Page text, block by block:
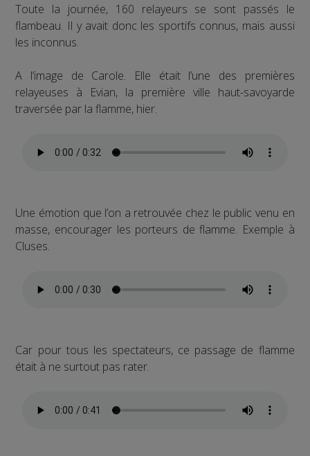
Toute la journée, 160 relayeurs se sont passés le
flambeau. Il y avait donc les sportifs connus, mais aussi
les inconnus.
A l’image de Carole. Elle était l’une des premières
relayeuses à Evian, la première ville haut-savoyarde
traversée par la flamme, hier.
Une émotion que l’on a retrouvée chez le public venu en
masse, encourager les porteurs de flamme. Exemple à
Cluses.
Car pour tous les spectateurs, ce passage de flamme
était à ne surtout pas rater.